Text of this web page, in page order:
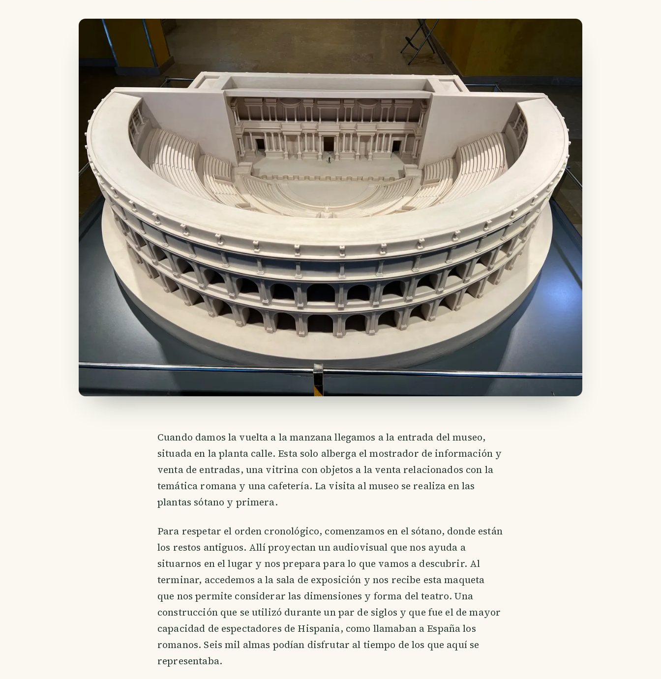
Cuando damos la vuelta a la manzana llegamos a la entrada del museo,
situada en la planta calle. Esta solo alberga el mostrador de información y
venta de entradas, una vitrina con objetos a la venta relacionados con la
temática romana y una cafetería. La visita al museo se realiza en las
plantas sótano y primera.
Para respetar el orden cronológico, comenzamos en el sótano, donde están
los restos antiguos. Allí proyectan un audiovisual que nos ayuda a
situarnos en el lugar y nos prepara para lo que vamos a descubrir. Al
terminar, accedemos a la sala de exposición y nos recibe esta maqueta
que nos permite considerar las dimensiones y forma del teatro. Una
construcción que se utilizó durante un par de siglos y que fue el de mayor
capacidad de espectadores de Hispania, como llamaban a España los
romanos. Seis mil almas podían disfrutar al tiempo de los que aquí se
representaba.